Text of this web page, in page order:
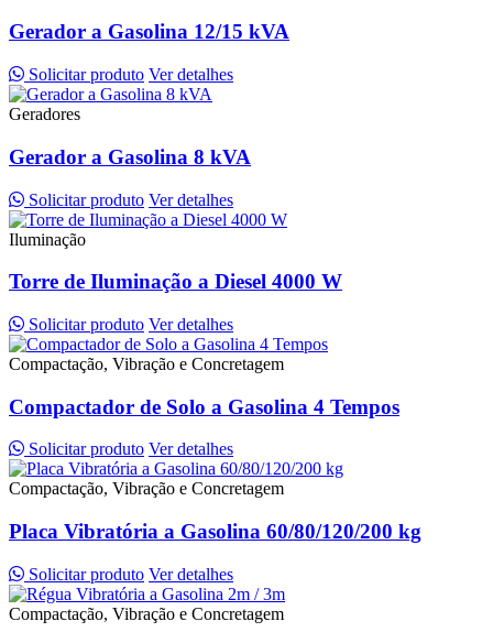
Gerador a Gasolina 12/15 kVA
Solicitar produto Ver detalhes
Geradores
Gerador a Gasolina 8 kVA
Solicitar produto Ver detalhes
Iluminação
Torre de Iluminação a Diesel 4000 W
Solicitar produto Ver detalhes
Compactação, Vibração e Concretagem
Compactador de Solo a Gasolina 4 Tempos
Solicitar produto Ver detalhes
Compactação, Vibração e Concretagem
Placa Vibratória a Gasolina 60/80/120/200 kg
Solicitar produto Ver detalhes
Compactação, Vibração e Concretagem